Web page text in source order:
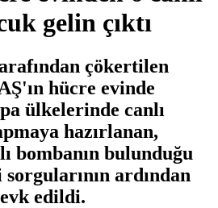
gelin çıktı
çökertilen
hücre evinde
ülkelerinde canlı
hazırlanan,
bombanın bulunduğu
ardından
edildi.